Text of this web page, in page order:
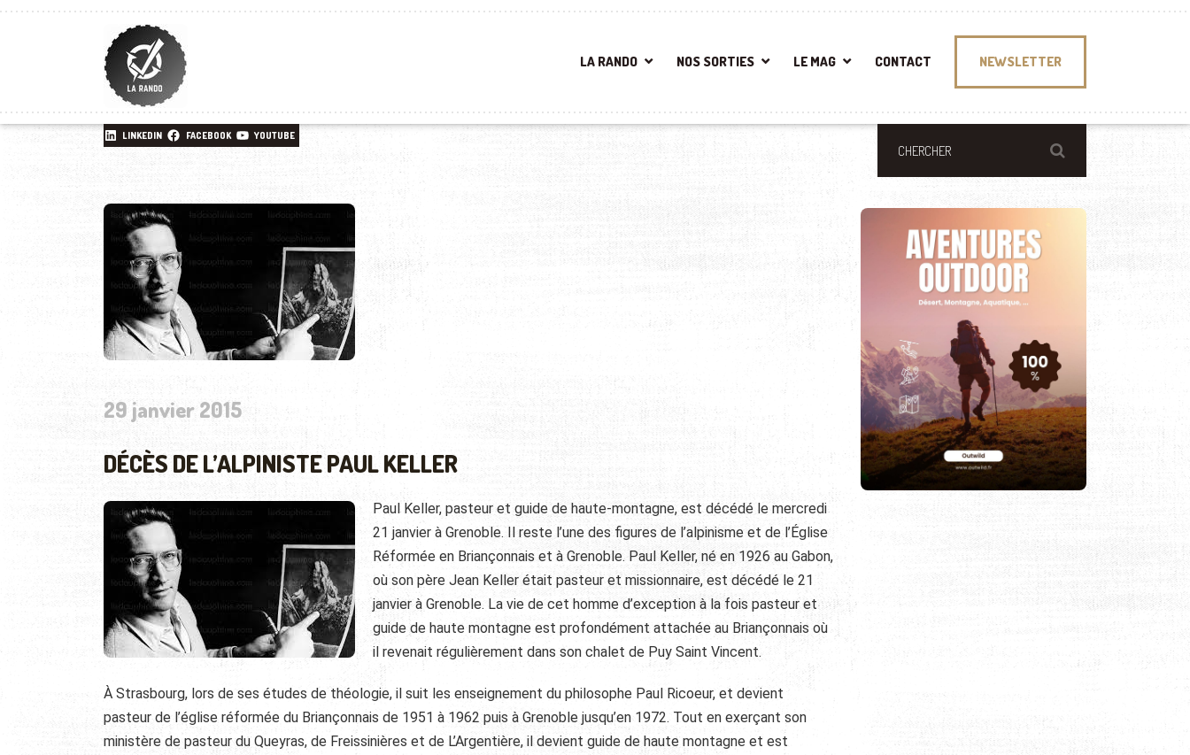
LA RANDO NOS SORTIES LE MAG CONTACT NEWSLETTER
LINKEDIN FACEBOOK YOUTUBE
29 janvier 2015
DÉCÈS DE L’ALPINISTE PAUL KELLER
Paul Keller, pasteur et guide de haute-montagne, est décédé le mercredi
21 janvier à Grenoble. Il reste l’une des figures de l’alpinisme et de l’Église
Réformée en Briançonnais et à Grenoble. Paul Keller, né en 1926 au Gabon,
où son père Jean Keller était pasteur et missionnaire, est décédé le 21
janvier à Grenoble. La vie de cet homme d’exception à la fois pasteur et
guide de haute montagne est profondément attachée au Briançonnais où
il revenait régulièrement dans son chalet de Puy Saint Vincent.
À Strasbourg, lors de ses études de théologie, il suit les enseignement du philosophe Paul Ricoeur, et devient
pasteur de l’église réformée du Briançonnais de 1951 à 1962 puis à Grenoble jusqu’en 1972. Tout en exerçant son
ministère de pasteur du Queyras, de Freissinières et de L’Argentière, il devient guide de haute montagne et est